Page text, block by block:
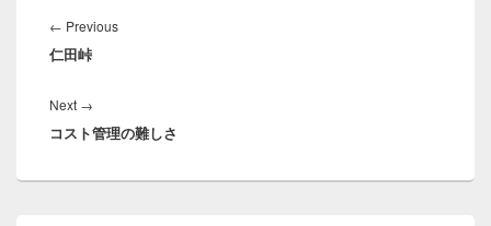
稿
ナ
ゲ
シ
← PreviousPrevious
仁田峠
Next →
post:
コスト管理の難しさ